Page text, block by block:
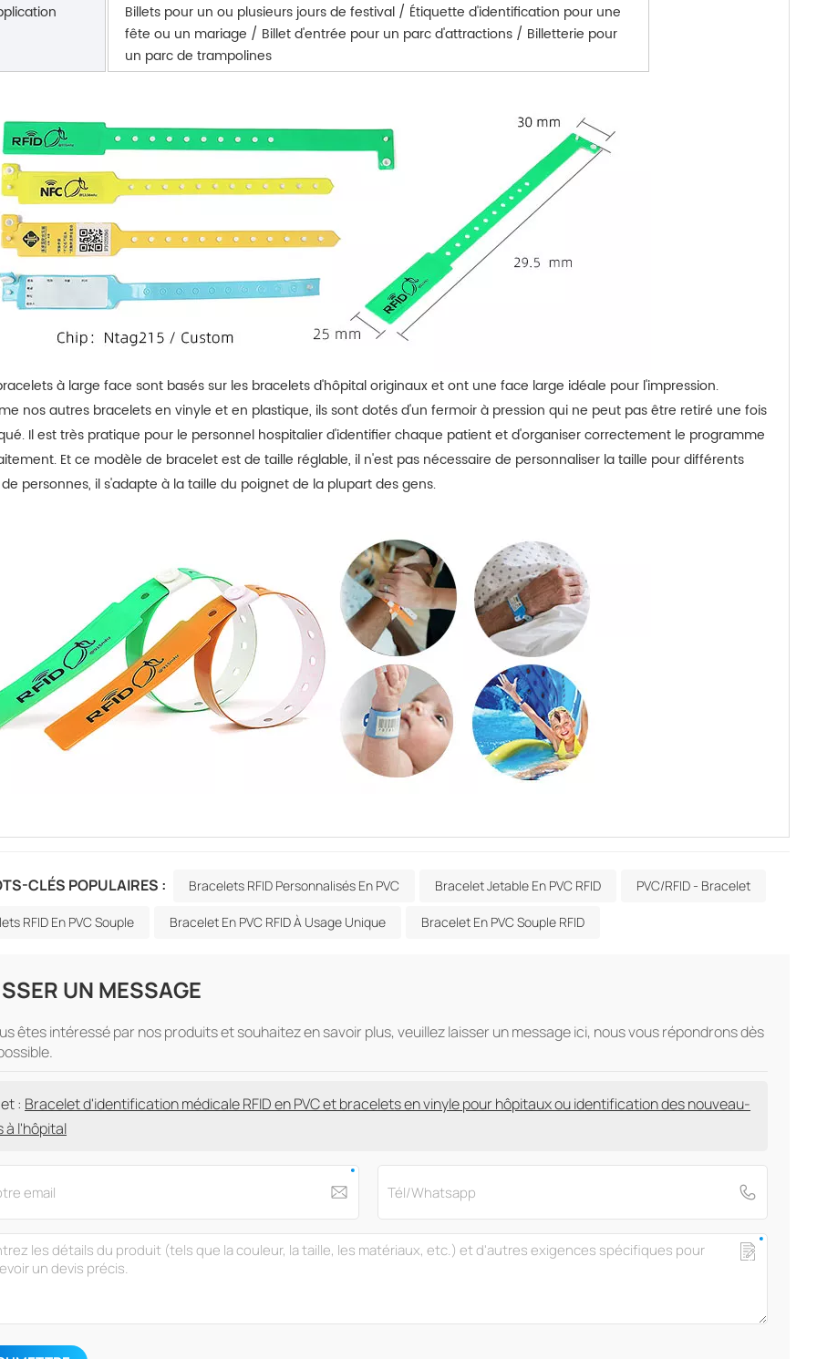
Billets pour un ou plusieurs jours de festival / Étiquette d'identification pour une
fête ou un mariage / Billet d'entrée pour un parc d'attractions / Billetterie pour
un parc de trampolines
à large face sont basés sur les bracelets d'hôpital originaux et ont une face large idéale pour l'impression.
nos autres bracelets en vinyle et en plastique, ils sont dotés d'un fermoir à pression qui ne peut pas être retiré une fois
Il est très pratique pour le personnel hospitalier d'identifier chaque patient et d'organiser correctement le programme
Et ce modèle de bracelet est de taille réglable, il n'est pas nécessaire de personnaliser la taille pour différents
personnes, il s'adapte à la taille du poignet de la plupart des gens.
CLÉS POPULAIRES : Bracelets RFID Personnalisés En PVC Bracelet Jetable En PVC RFID PVC/RFID - Bracelet
RFID En PVC Souple Bracelet En PVC RFID À Usage Unique Bracelet En PVC Souple RFID
UN MESSAGE
êtes intéressé par nos produits et souhaitez en savoir plus, veuillez laisser un message ici, nous vous répondrons dès
: Bracelet d'identification médicale RFID en PVC et bracelets en vinyle pour hôpitaux ou identification des nouveau-
à l'hôpital